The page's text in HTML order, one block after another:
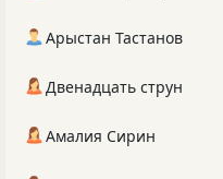
Арыстан Тастанов
Двенадцать струн
Амалия Сирин